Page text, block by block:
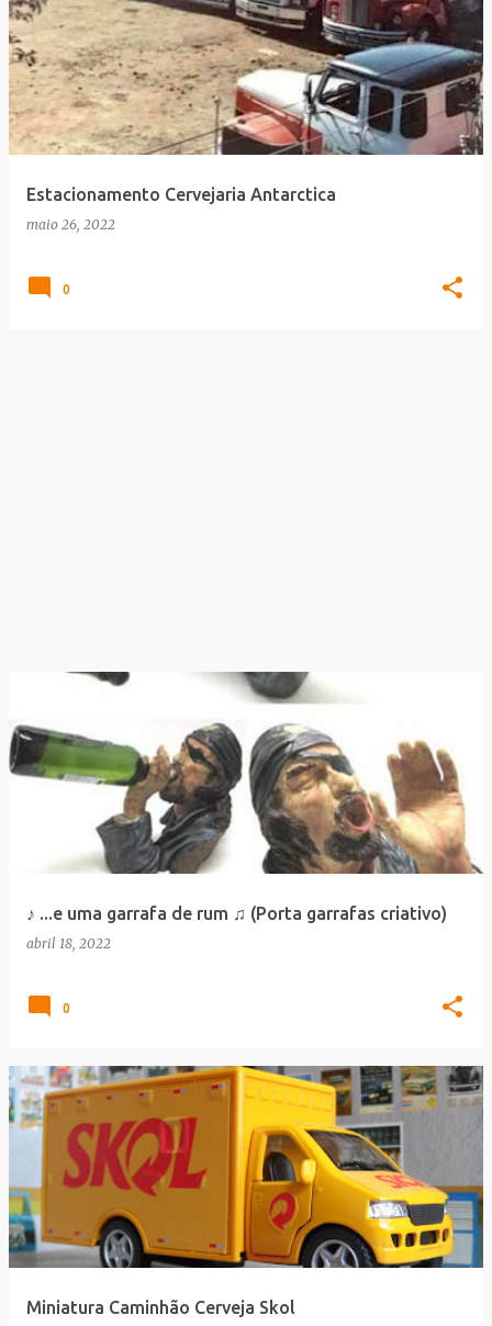
Estacionamento Cervejaria Antarctica
maio 26, 2022
0
♪ ...e uma garrafa de rum ♫ (Porta garrafas criativo)
abril 18, 2022
0
Miniatura Caminhão Cerveja Skol